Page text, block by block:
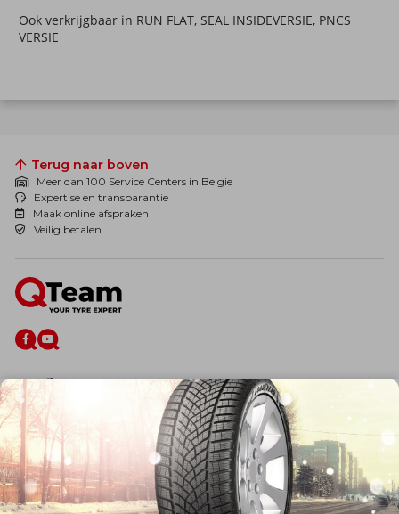
Ook verkrijgbaar in RUN FLAT, SEAL INSIDEVERSIE, PNCS
VERSIE
Terug naar boven
Meer dan 100 Service Centers in Belgie
Expertise en transparantie
Maak online afspraken
Veilig betalen
De firma
Wie zijn wij?
Blog
Onze dienstverlening
Banden
Velgen
Diensten
Afspraak Maken